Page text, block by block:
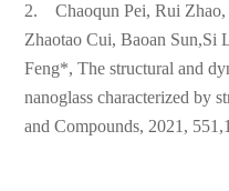
2. Chaoqun Pei, Rui Zhao,
Zhaotao Cui, Baoan Sun,Si
Feng*, The structural and
nanoglass characterized by
and Compounds, 2021,